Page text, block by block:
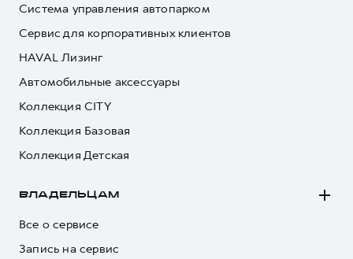
Система управления автопарком
Сервис для корпоративных клиентов
HAVAL Лизинг
Автомобильные аксессуары
Коллекция CITY
Коллекция Базовая
Коллекция Детская
ВЛАДЕЛЬЦАМ
Все о сервисе
Запись на сервис